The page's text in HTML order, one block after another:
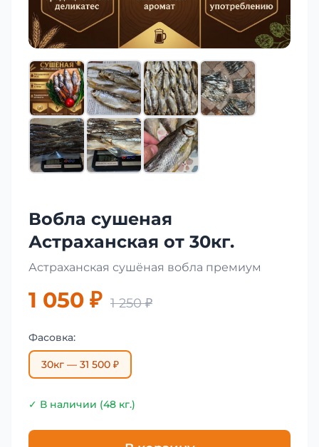
Вобла сушеная
Астраханская от 30кг.
Астраханская сушёная вобла премиум
1 050 ₽ 1 250 ₽
Фасовка:
30кг — 31 500 ₽
✓ В наличии (48 кг.)